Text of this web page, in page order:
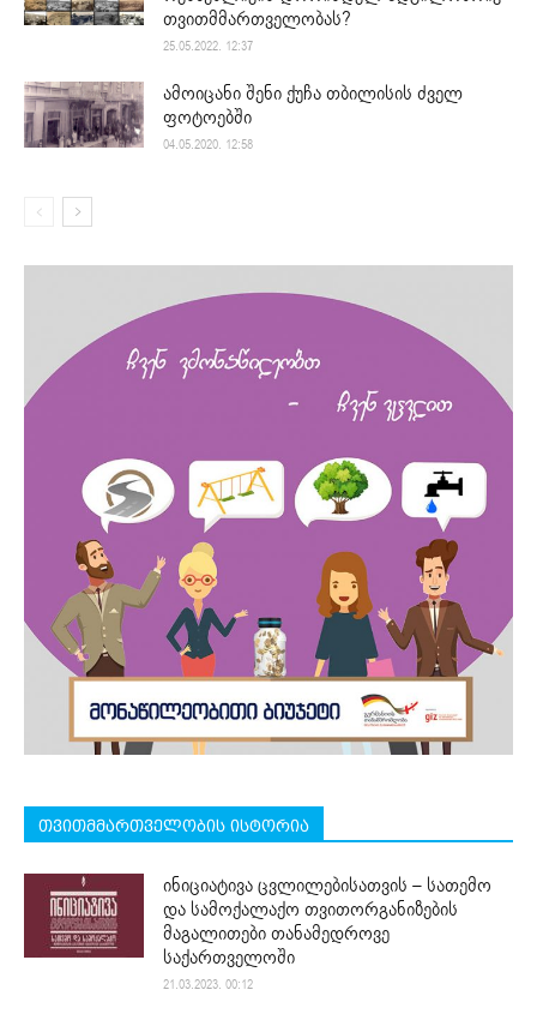
თვითმმართველობას?
25.05.2022. 12:37
ამოიცანი შენი ქუჩა თბილისის ძველ
ფოტოებში
04.05.2020. 12:58
თვითმმართველობის ისტორია
ინიციატივა ცვლილებისათვის – სათემო
და სამოქალაქო თვითორგანიზების
მაგალითები თანამედროვე
საქართველოში
21.03.2023. 00:12